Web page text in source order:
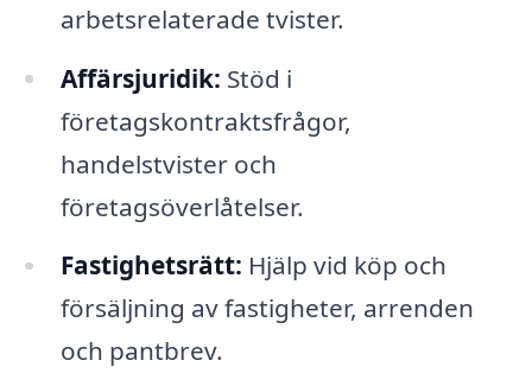
arbetsrelaterade tvister.
Affärsjuridik: Stöd i
företagskontraktsfrågor,
handelstvister och
företagsöverlåtelser.
Fastighetsrätt: Hjälp vid köp och
försäljning av fastigheter, arrenden
och pantbrev.